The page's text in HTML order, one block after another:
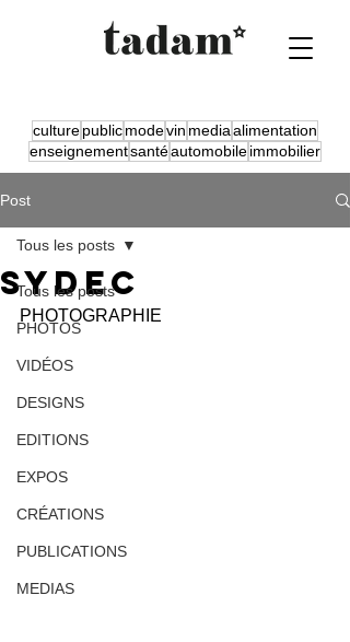
culturepublicmodevin mediaalimentation
enseignementsantéautomobileimmobilier
Post
Tous les posts
PHOTOS
VIDÉOS
DESIGNS
EDITIONS
EXPOS
CRÉATIONS
PUBLICATIONS
MEDIAS
Tous les posts
SYDEC
PHOTOGRAPHIE